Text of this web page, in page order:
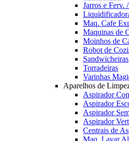
Jarros e Ferv.
Maq. Cafe
Maquinas de
Moinhos de
Robot de
Sandwicheiras
Torradeiras
Varinhas
Aparelhos de
Aspirador
Aspirador
Aspirador
Aspirador
Centrais de
Maq. Lavar